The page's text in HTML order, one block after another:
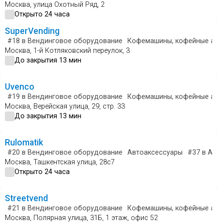
Москва, улица Охотный Ряд, 2
Открыто 24 часа
SuperVending
#18 в Вендинговое оборудование
Кофемашины, кофейные
Москва, 1-й Котляковский переулок, 3
До закрытия 13 мин
Uvenco
#19 в Вендинговое оборудование
Кофемашины, кофейные
Москва, Верейская улица, 29, стр. 33
До закрытия 13 мин
Rulomatik
#20 в Вендинговое оборудование Автоаксессуары #37 в
Москва, Ташкентская улица, 28с7
Открыто 24 часа
Streetvend
#21 в Вендинговое оборудование
Кофемашины, кофейные
Москва, Полярная улица, 31Б, 1 этаж, офис 52